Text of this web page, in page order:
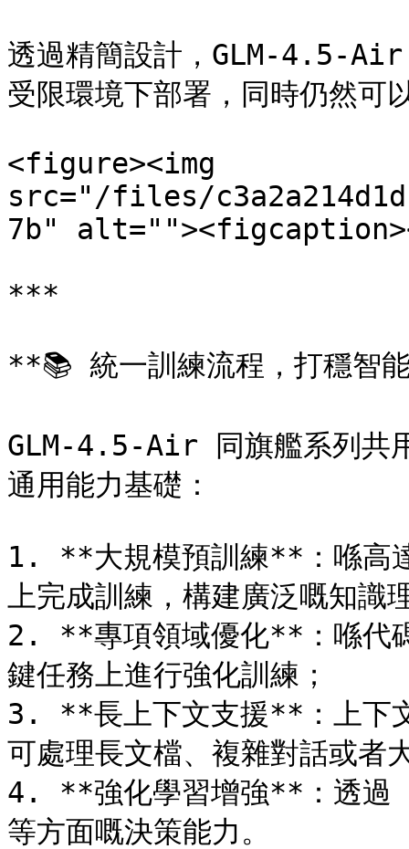
透過精簡設計，GLM-4.5-Air
受限環境下部署，同時仍然可
<figure><img
src="/files/
7b"
***
**📚 統一訓練流程，打穩智
GLM-4.5-Air 同旗艦系列共
通用能力基礎：
1. **大規模預訓練**：喺
上完成訓練，構建廣泛嘅知識
2. **專項領域優化**：喺代
鍵任務上進行強化訓練；
3. **長上下文支援**：上
可處理長文檔、複雜對話或者
4. **強化學習增強**：透過
等方面嘅決策能力。